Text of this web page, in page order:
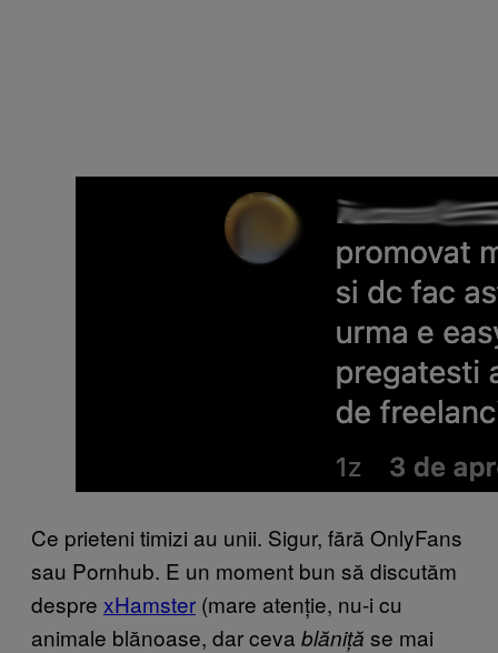
Ce prieteni timizi au unii. Sigur, fără OnlyFans
sau Pornhub. E un moment bun să discutăm
despre xHamster (mare atenție, nu-i cu
animale blănoase, dar ceva blăniță se mai